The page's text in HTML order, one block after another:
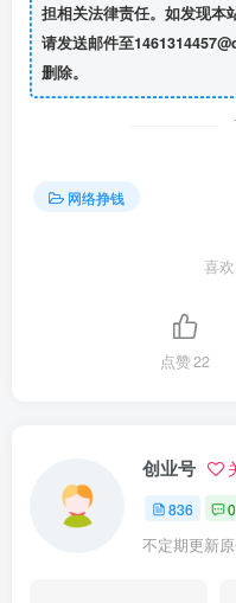
担相关法律责任。如发现本
请发送邮件至
删除。
网络挣钱
喜
点赞22
创业号
836 0